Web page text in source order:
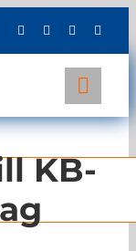
KB-